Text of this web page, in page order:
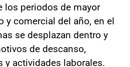
los periodos de mayor
y comercial del año, en el
se desplazan dentro y
de descanso,
y actividades laborales.